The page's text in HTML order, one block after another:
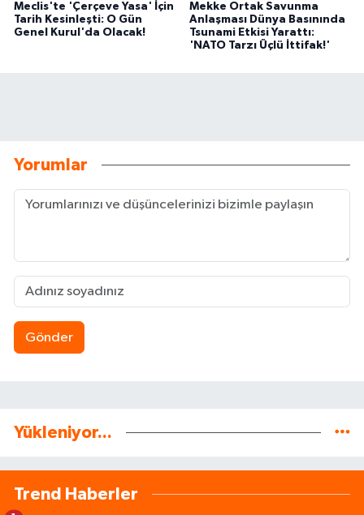
Meclis'te 'Çerçeve Yasa' İçin
Tarih Kesinleşti: O Gün
Genel Kurul'da Olacak!
Mekke Ortak Savunma
Anlaşması Dünya Basınında
Tsunami Etkisi Yarattı:
'NATO Tarzı Üçlü İttifak!'
Yorumlar
Gönder
Yükleniyor...
Trend Haberler